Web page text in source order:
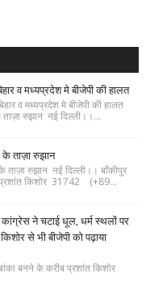
व मध्यप्रदेश मे बीजेपी की हालत
व मध्यप्रदेश मे बीजेपी की हालत
ताज़ा रुझान नई दिल्ली।।...
के ताज़ा रुझान
ताज़ा रुझान नई दिल्ली।। बाँकीपुर
प्रशांत किशोर 31742 (+89...
कांग्रेस ने चटाई धूल, धर्म स्थलों पर
से भी बीजेपी को पढ़ाया
बनने के करीब प्रशांत किशोर